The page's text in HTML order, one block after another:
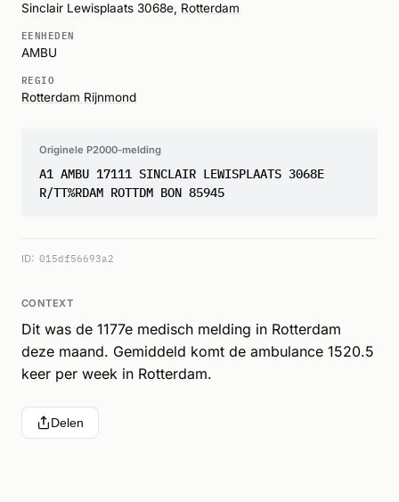
Sinclair Lewisplaats 3068e, Rotterdam
EENHEDEN
AMBU
REGIO
Rotterdam Rijnmond
Originele P2000-melding
A1 AMBU 17111 SINCLAIR LEWISPLAATS 3068E
R/TT%RDAM ROTTDM BON 85945
ID: 015df56693a2
CONTEXT
Dit was de 1177e medisch melding in Rotterdam
deze maand. Gemiddeld komt de ambulance 1520.5
keer per week in Rotterdam.
Delen